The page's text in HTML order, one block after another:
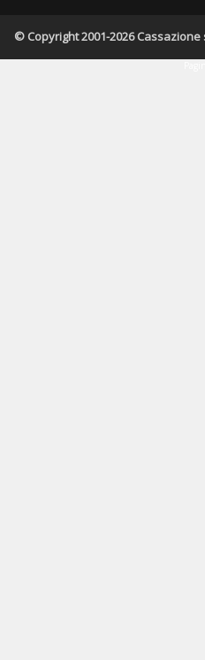
© Copyright 2001-2026 Cassazione